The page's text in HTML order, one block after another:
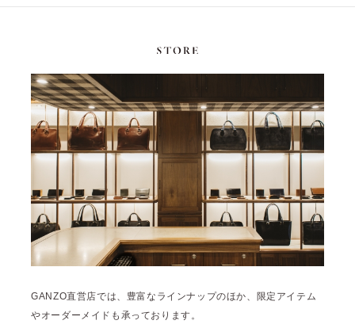
GANZO直営店では、豊富なラインナップのほか、限定アイテム
やオーダーメイドも承っております。